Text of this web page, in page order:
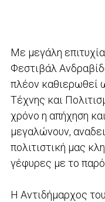
Με μεγάλη
Φεστιβάλ
πλέον καθιερωθεί
Τέχνης και
χρόνο η απήχηση
μεγαλώνουν,
πολιτιστική μας
γέφυρες με το
Η Αντιδήμαρχος